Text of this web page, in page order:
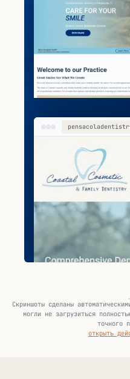
Скриншоты сделаны
могли не загрузиться
точного
открыть